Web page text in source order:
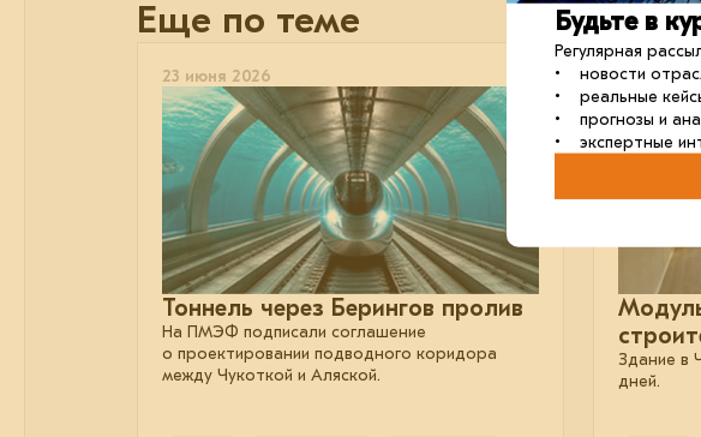
Еще по теме
23 июня 2026
Тоннель через Берингов пролив
На ПМЭФ подписали соглашение
о проектировании подводного коридора
между Чукоткой и Аляской.
08
Здание в
дней.
Будьте в
Регулярная
• новости
• реальные
• прогнозы и
• экспертные